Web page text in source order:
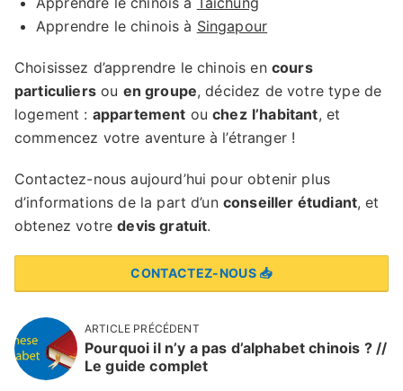
Apprendre le chinois à Singapour
Choisissez d’apprendre le chinois en cours
particuliersou en groupe, décidez de votre type de
logement : appartement ouchez l’habitant, et
commencez votre aventure à l’étranger !
Contactez-nous aujourd’hui pour obtenir plus
d’informations de la part d’un conseiller étudiant, et
obtenez votredevis gratuit.
CONTACTEZ-NOUS 📥
ARTICLE PRÉCÉDENT
Pourquoi il n’y a pas d’alphabet chinois ? //
Le guide complet